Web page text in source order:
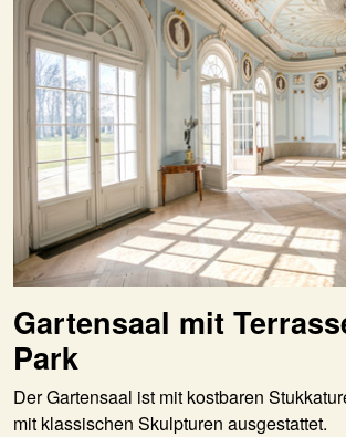
Gartensaal mit
Park
Der Gartensaal ist mit kostbaren
mit klassischen Skulpturen ausgestattet.